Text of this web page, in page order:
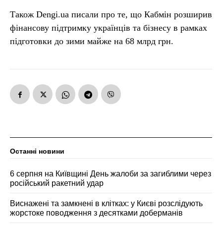
Також Dengi.ua писали про те, що Кабмін розширив
фінансову підтримку українців та бізнесу в рамках
підготовки до зими майже на 68 млрд грн.
Останні новини
6 серпня на Київщині День жалоби за загиблими через
російський ракетний удар
Виснажені та замкнені в клітках: у Києві розслідують
жорстоке поводження з десятками доберманів